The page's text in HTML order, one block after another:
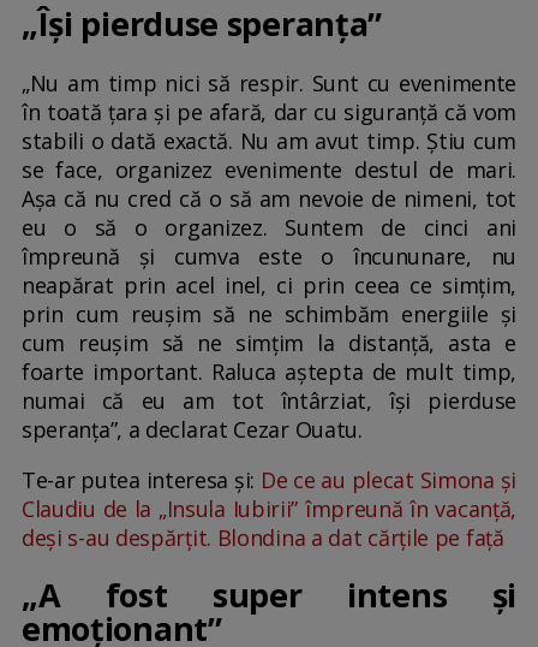
„Își pierduse speranța”
„Nu am timp nici să respir. Sunt cu evenimente
în toată țara și pe afară, dar cu siguranță că vom
stabili o dată exactă. Nu am avut timp. Știu cum
se face, organizez evenimente destul de mari.
Așa că nu cred că o să am nevoie de nimeni, tot
eu o să o organizez. Suntem de cinci ani
împreună și cumva este o încununare, nu
neapărat prin acel inel, ci prin ceea ce simțim,
prin cum reușim să ne schimbăm energiile și
cum reușim să ne simțim la distanță, asta e
foarte important. Raluca aștepta de mult timp,
numai că eu am tot întârziat, își pierduse
speranța”, a declarat Cezar Ouatu.
Te-ar putea interesa și: De ce au plecat Simona și
Claudiu de la „Insula Iubirii” împreună în vacanță,
deși s-au despărțit. Blondina a dat cărțile pe față
„A fost super intens și
emoționant”